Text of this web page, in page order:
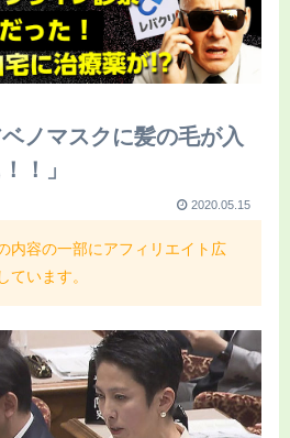
ノマスクに髪の毛が入
！」
2020.05.15
内容の一部にアフィリエイト広
ています。